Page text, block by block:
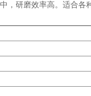
，研磨效率高。适合各